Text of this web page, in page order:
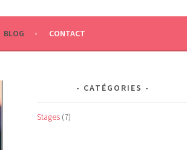
BLOG CONTACT
CATÉGORIES
Stages (7)